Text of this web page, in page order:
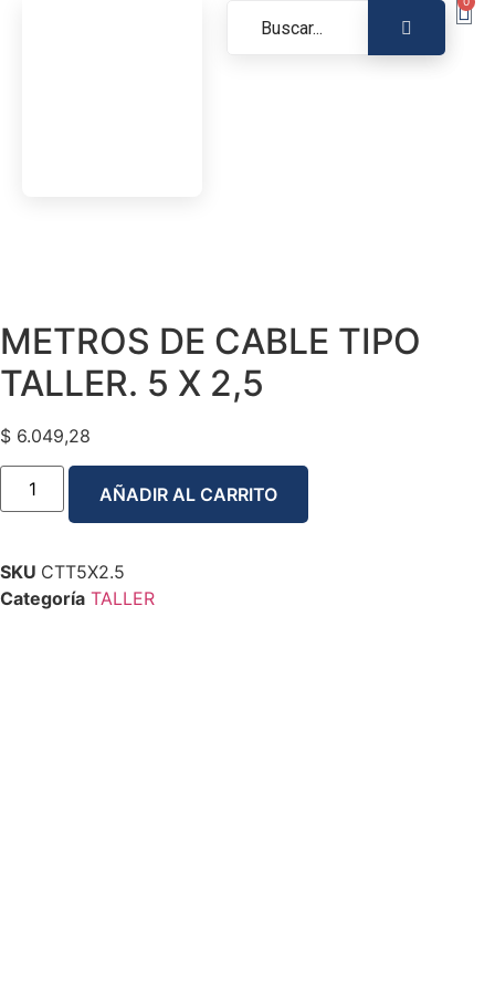
METROS DE CABLE TIPO
TALLER. 5 X 2,5
$ 6.049,28
AÑADIR AL CARRITO
SKU CTT5X2.5
Categoría TALLER